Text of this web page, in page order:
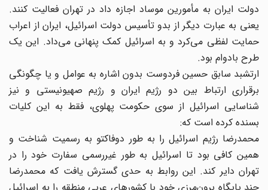
دولت ایران به مأمورین موساد اجازه داد در تهران فعالیت کنند.
یعنی به عبارت دیگر از بدو تأسیس دولت اسرائیل، ایران از اعراب
حمایت لفظی می‌کرد و به اسرائیل کمک پنهانی می‌داد. این یک
طرح بادوام بود.
ارتشبد سابق حسین فردوست بدون اشاره به عوامل و یا چگونگی
برقراری ارتباط بین دو رژیم ایران و رژیم صهیونیستی و نیز
شناسایی اسرائیل از سوی حکومت پهلوی، فقط به این کلیات
بسنده کرده است که:
محمدرضا رژیم اسرائیل را به طور دوفاکتو به رسمیت شناخت و
همین کافی بود تا اسرائیل به طور غیررسمی سفارت خود را در
تهران دایر کند. این روابط به حدی گسترش یافت که محمدرضا